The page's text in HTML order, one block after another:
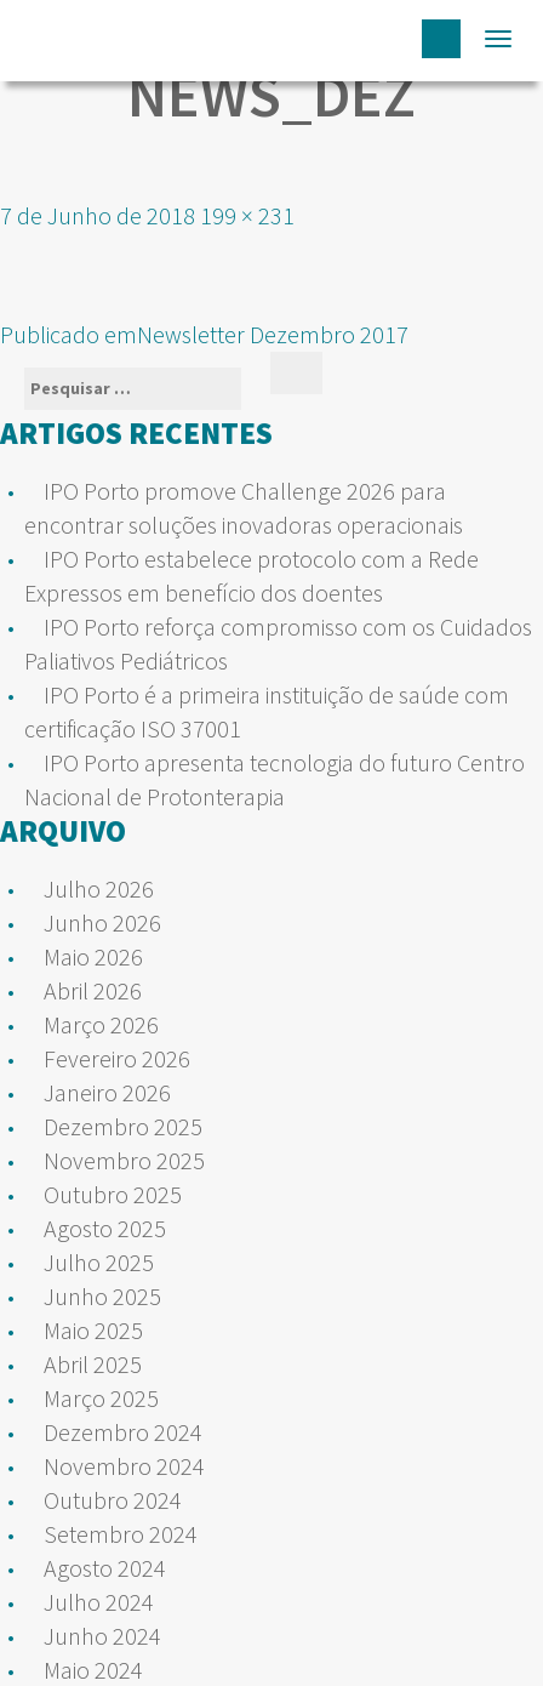
NEWS_DEZ
Publicado
7 de Junho de 2018 Tamanho
199 × 231
NAVEGAÇÃO
ARTIGOS
Publicado emNewsletter Dezembro 2017
Pesquisar
por:
ARTIGOS RECENTES
IPO Porto promove Challenge 2026 para
encontrar soluções inovadoras operacionais
IPO Porto estabelece protocolo com a Rede
Expressos em benefício dos doentes
IPO Porto reforça compromisso com os Cuidados
Paliativos Pediátricos
IPO Porto é a primeira instituição de saúde com
certificação ISO 37001
IPO Porto apresenta tecnologia do futuro Centro
Nacional de Protonterapia
ARQUIVO
Julho 2026
Junho 2026
Maio 2026
Abril 2026
Março 2026
Fevereiro 2026
Janeiro 2026
Dezembro 2025
Novembro 2025
Outubro 2025
Agosto 2025
Julho 2025
Junho 2025
Maio 2025
Abril 2025
Março 2025
Dezembro 2024
Novembro 2024
Outubro 2024
Setembro 2024
Agosto 2024
Julho 2024
Junho 2024
Maio 2024